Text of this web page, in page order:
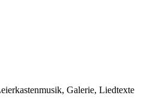
Galerie, Liedtexte